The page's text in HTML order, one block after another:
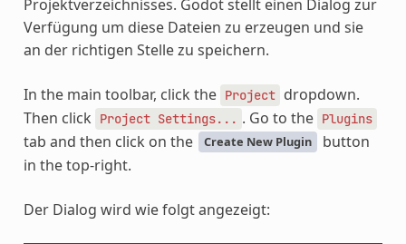
Projektverzeichnisses. Godot stellt einen Dialog zur
Verfügung um diese Dateien zu erzeugen und sie
an der richtigen Stelle zu speichern.
In the main toolbar, click the Project dropdown.
Then click
Project Settings... . Go to the Plugins
tab and then click on the Create New Plugin
button
in the top-right.
Der Dialog wird wie folgt angezeigt: